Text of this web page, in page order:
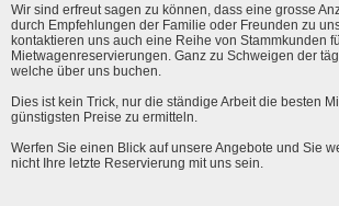
Wir sind erfreut sagen zu können, dass eine grosse
durch Empfehlungen der Familie oder Freunden zu
kontaktieren uns auch eine Reihe von Stammkunden
Mietwagenreservierungen. Ganz zu Schweigen der
welche über uns buchen.
Dies ist kein Trick, nur die ständige Arbeit die besten
günstigsten Preise zu ermitteln.
Werfen Sie einen Blick auf unsere Angebote und Sie
nicht Ihre letzte Reservierung mit uns sein.